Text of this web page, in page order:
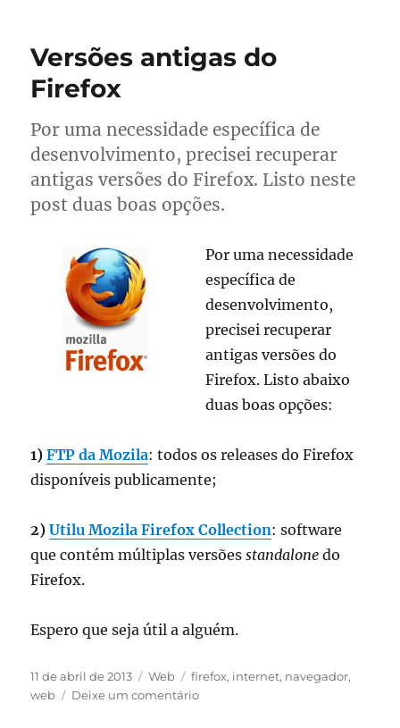
ClassLoading
Versões antigas do
Firefox
Por uma necessidade específica de
desenvolvimento, precisei recuperar
antigas versões do Firefox. Listo neste
post duas boas opções.
Por uma necessidade
específica de
desenvolvimento,
precisei recuperar
antigas versões do
Firefox. Listo abaixo
duas boas opções:
1)FTP da Mozila: todos os releases do Firefox
disponíveis publicamente;
2)Utilu Mozila Firefox Collection: software
que contém múltiplas versõesstandalone do
Firefox.
Espero que seja útil a alguém.
Publicado
em
11 de abril de 2013 Categorias
Web Tags
firefox, internet, navegador,
web
Deixe um comentárioem